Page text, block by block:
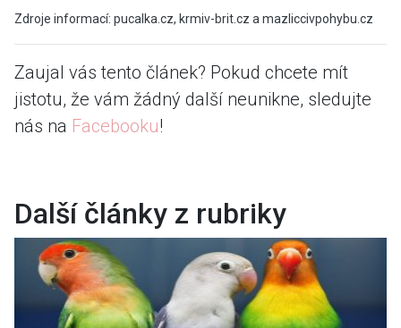
Zdroje informací: pucalka.cz, krmiv-brit.cz a mazliccivpohybu.cz
Zaujal vás tento článek? Pokud chcete mít
jistotu, že vám žádný další neunikne, sledujte
nás na Facebooku!
Další články z rubriky